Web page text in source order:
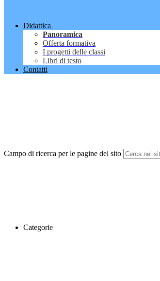
Didattica
Panoramica
Offerta formativa
I progetti delle classi
Libri di testo
Contatti
Campo di ricerca per le pagine del sito
Categorie